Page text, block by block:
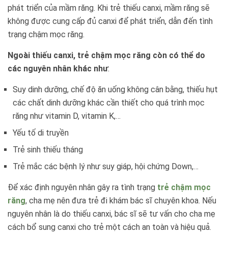
phát triển của mầm răng. Khi trẻ thiếu canxi, mầm răng sẽ
không được cung cấp đủ canxi để phát triển, dẫn đến tình
trạng chậm mọc răng.
Ngoài thiếu canxi, trẻ chậm mọc răng còn có thể do
các nguyên nhân khác như:
Suy dinh dưỡng, chế độ ăn uống không cân bằng, thiếu hụt
các chất dinh dưỡng khác cần thiết cho quá trình mọc
răng như vitamin D, vitamin K,…
Yếu tố di truyền
Trẻ sinh thiếu tháng
Trẻ mắc các bệnh lý như suy giáp, hội chứng Down,…
Để xác định nguyên nhân gây ra tình trạng trẻ chậm mọc
răng, cha mẹ nên đưa trẻ đi khám bác sĩ chuyên khoa. Nếu
nguyên nhân là do thiếu canxi, bác sĩ sẽ tư vấn cho cha mẹ
cách bổ sung canxi cho trẻ một cách an toàn và hiệu quả.